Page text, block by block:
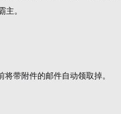
主。
带附件的邮件自动领取掉。